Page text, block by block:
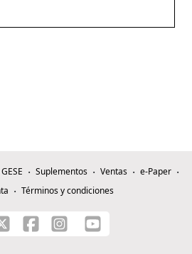
Suplementos Ventas
e-Paper
Términos y condiciones